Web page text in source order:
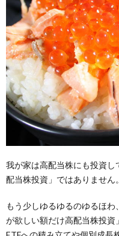
我が家は高配当株にも投資
配当株投資」ではありません。
もう少しゆるゆるのゆるほ
が欲しい額だけ高配当株投